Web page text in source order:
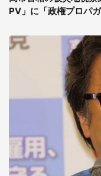
PV」に「政権プロパ